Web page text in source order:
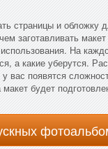
страницы и обложку
заготавливать
На
а какие уберутся.
вас появятся
будет